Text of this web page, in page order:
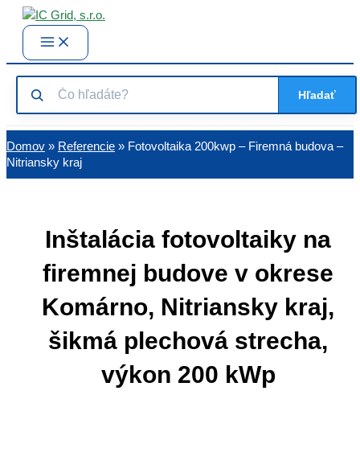
Preskočiť
obsah
Main
Menu
Hľadať
Domov » Referencie » Fotovoltaika 200kwp – Firemná budova –
Nitriansky kraj
Inštalácia fotovoltaiky na
firemnej budove v okrese
Komárno, Nitriansky kraj,
šikmá plechová strecha,
výkon 200 kWp